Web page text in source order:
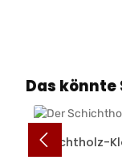
Produktgalerie
Das
Schichtholz-